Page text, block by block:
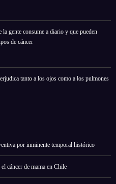
la gente consume a diario y que pueden
de cáncer
tanto a los ojos como a los pulmones
por inminente temporal histórico
cáncer de mama en Chile